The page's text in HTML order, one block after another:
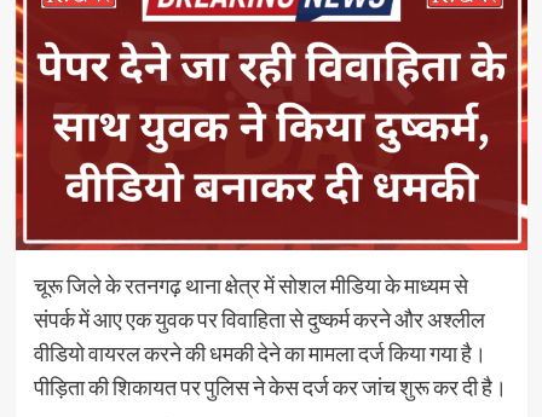
चूरू जिले के रतनगढ़ थाना क्षेत्र में सोशल मीडिया के माध्यम से
संपर्क में आए एक युवक पर विवाहिता से दुष्कर्म करने और अश्लील
वीडियो वायरल करने की धमकी देने का मामला दर्ज किया गया है।
पीड़िता की शिकायत पर पुलिस ने केस दर्ज कर जांच शुरू कर दी है।